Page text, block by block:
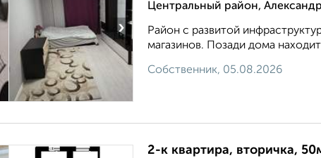
›
Центральный район,
Район с развитой
магазинов. Позади дома
Собственник, 05.08.2026
2-к квартира, вторичка,